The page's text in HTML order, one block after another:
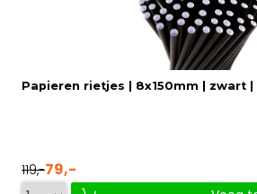
Papieren rietjes | 8x150mm | zwart
119,-79,-